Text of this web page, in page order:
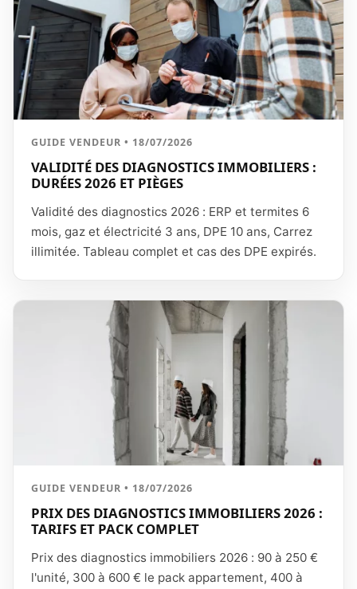
GUIDE VENDEUR • 18/07/2026
VALIDITÉ DES DIAGNOSTICS IMMOBILIERS :
DURÉES 2026 ET PIÈGES
Validité des diagnostics 2026 : ERP et termites 6
mois, gaz et électricité 3 ans, DPE 10 ans, Carrez
illimitée. Tableau complet et cas des DPE expirés.
GUIDE VENDEUR • 18/07/2026
PRIX DES DIAGNOSTICS IMMOBILIERS 2026 :
TARIFS ET PACK COMPLET
Prix des diagnostics immobiliers 2026 : 90 à 250 €
l'unité, 300 à 600 € le pack appartement, 400 à